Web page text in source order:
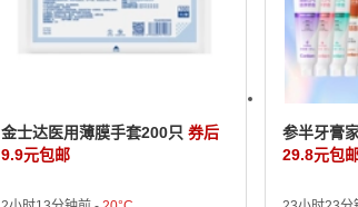
金士达医用薄膜手套200只 券后
9.9元包邮
参半牙膏
29.8元包